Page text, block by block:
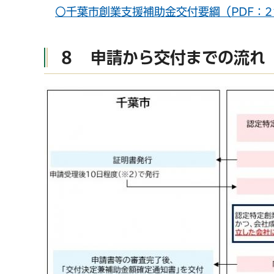
○千葉市創業支援補助金交付要綱（PDF：
８ 申請から交付までの流れ